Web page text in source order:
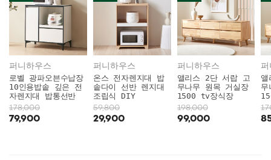
퍼니하우스
로벨 광파오븐수납장
10인용밥솥 깊은 전
자렌지대 밥통선반
178,000
79,900
퍼니하우스
온스 전자렌지대 밥
솥다이 선반 렌지대
조립식 DIY
59,800
29,900
퍼니하우스
앨리스 2단 서랍 고
무나무 원목 거실장
1500 tv장식장
198,000
99,000